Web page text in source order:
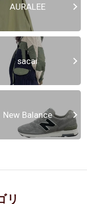
AURALEE
sacai
New Balance
リ